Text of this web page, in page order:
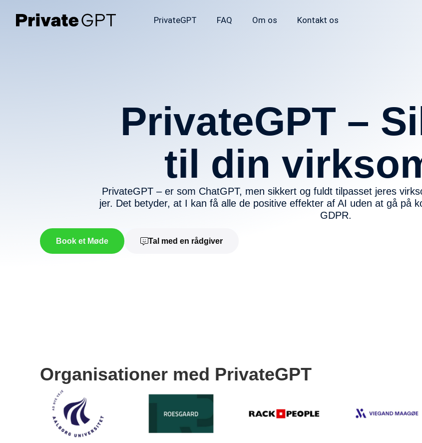
PrivateGPT FAQ Om os Kontakt os
PrivateGPT –
til din
PrivateGPT – er som ChatGPT, men sikkert og fuldt tilpasset jeres
jer. Det betyder, at I kan få alle de positive effekter af AI uden at gå på
GDPR.
Book et Møde Tal med en rådgiver
Organisationer med PrivateGPT​